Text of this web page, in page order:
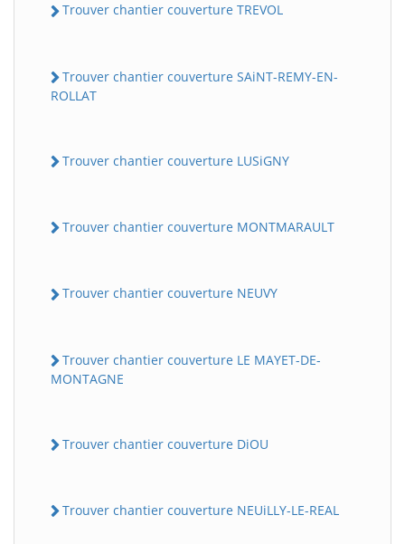
Trouver chantier couverture TREVOL
Trouver chantier couverture SAiNT-REMY-EN-
ROLLAT
Trouver chantier couverture LUSiGNY
Trouver chantier couverture MONTMARAULT
Trouver chantier couverture NEUVY
Trouver chantier couverture LE MAYET-DE-
MONTAGNE
Trouver chantier couverture DiOU
Trouver chantier couverture NEUiLLY-LE-REAL